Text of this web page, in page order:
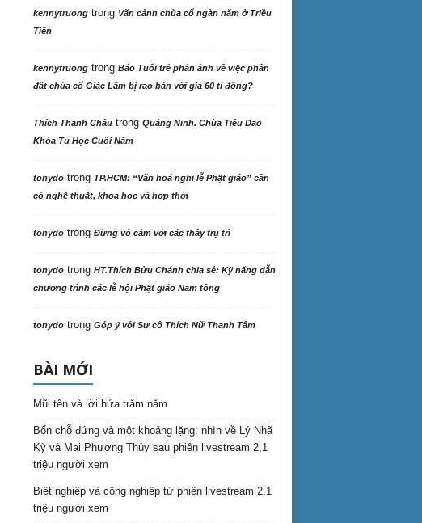
kennytruongtrong Vãn cảnh chùa cổ ngàn năm ở Triều
Tiên
kennytruongtrong Báo Tuổi trẻ phản ảnh về việc phần
đất chùa cổ Giác Lâm bị rao bán với giá 60 tỉ đồng?
Thích Thanh Châutrong Quảng Ninh. Chùa Tiêu Dao
Khóa Tu Học Cuối Năm
tonydotrong TP.HCM: “Văn hoá nghi lễ Phật giáo” cần
có nghệ thuật, khoa học và hợp thời
tonydotrong Đừng vô cảm với các thầy trụ trì
tonydotrong HT.Thích Bửu Chánh chia sẻ: Kỹ năng dẫn
chương trình các lễ hội Phật giáo Nam tông
tonydotrong Góp ý với Sư cô Thích Nữ Thanh Tâm
BÀI MỚI
Mũi tên và lời hứa trăm năm
Bốn chỗ đứng và một khoảng lặng: nhìn về Lý Nhã
Kỳ và Mai Phương Thúy sau phiên livestream 2,1
triệu người xem
Biệt nghiệp và cộng nghiệp từ phiên livestream 2,1
triệu người xem